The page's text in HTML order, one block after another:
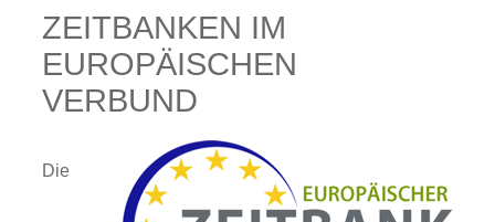
ZEITBANKEN IM
EUROPÄISCHEN
VERBUND
Die